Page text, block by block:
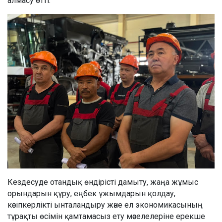
Кездесуде отандық өндірісті дамыту, жаңа жұмыс
орындарын құру, еңбек ұжымдарын қолдау,
кәсіпкерлікті ынталандыру және ел экономикасының
тұрақты өсімін қамтамасыз ету мәселелеріне ерекше